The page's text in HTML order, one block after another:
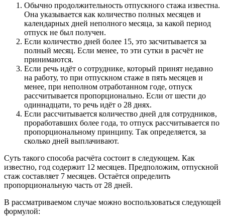
Обычно продолжительность отпускного стажа известна.
Она указывается как количество полных месяцев и
календарных дней неполного месяца, за какой период
отпуск не был получен.
Если количество дней более 15, это засчитывается за
полный месяц. Если менее, то эти сутки в расчёт не
принимаются.
Если речь идёт о сотруднике, который принят недавно
на работу, то при отпускном стаже в пять месяцев и
менее, при неполном отработанном годе, отпуск
рассчитывается пропорционально. Если от шести до
одиннадцати, то речь идёт о 28 днях.
Если рассчитывается количество дней для сотрудников,
проработавших более года, то отпуск рассчитывается по
пропорциональному принципу. Так определяется, за
сколько дней выплачивают.
Суть такого способа расчёта состоит в следующем. Как
известно, год содержит 12 месяцев. Предположим, отпускной
стаж составляет 7 месяцев. Остаётся определить
пропорциональную часть от 28 дней.
В рассматриваемом случае можно воспользоваться следующей
формулой: